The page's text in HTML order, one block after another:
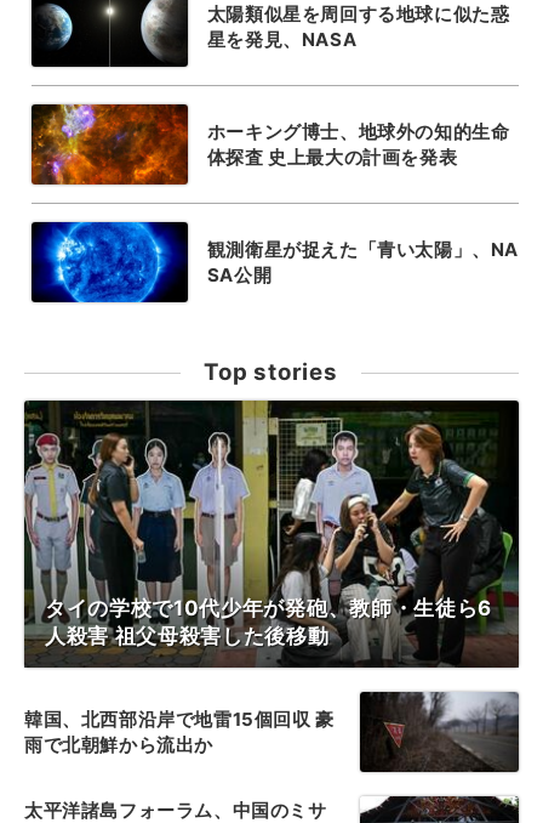
太陽類似星を周回する地球に似た惑
星を発見、NASA
ホーキング博士、地球外の知的生命
体探査 史上最大の計画を発表
観測衛星が捉えた「青い太陽」、NA
SA公開
Top stories
タイの学校で10代少年が発砲、教師・生徒ら6
人殺害 祖父母殺害した後移動
韓国、北西部沿岸で地雷15個回収 豪
雨で北朝鮮から流出か
太平洋諸島フォーラム、中国のミサ